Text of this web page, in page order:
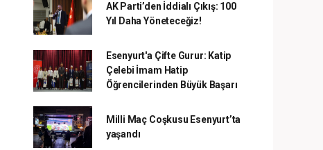
AK Parti’den İddialı Çıkış: 100
Yıl Daha Yöneteceğiz!
Esenyurt'a Çifte Gurur: Katip
Çelebi İmam Hatip
Öğrencilerinden Büyük Başarı
Milli Maç Coşkusu Esenyurt’ta
yaşandı